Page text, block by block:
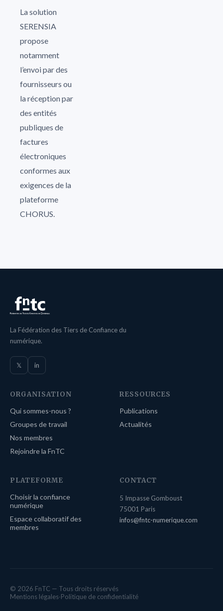
La solution
SERENSIA
propose
notamment
l’envoi par des
fournisseurs ou
la réception par
des entités
publiques de
factures
électroniques
conformes aux
exigences de la
plateforme
CHORUS.
La Fédération des Tiers de Confiance du
numérique.
𝕏 in
ORGANISATION
Qui sommes-nous ?
Groupes de travail
Nos membres
Rejoindre la FnTC
RESSOURCES
Publications
Actualités
PLATEFORME
Choisir la confiance
numérique
Espace collaboratif des
membres
CONTACT
5 Impasse Gomboust
75001 Paris
infos@fntc-numerique.com
© 2026 FnTC — Tous droits réservés
Mentions légales·Politique de confidentialité